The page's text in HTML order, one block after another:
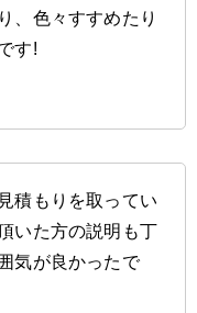
、色々すすめたり
す!
積もりを取ってい
いた方の説明も丁
気が良かったで